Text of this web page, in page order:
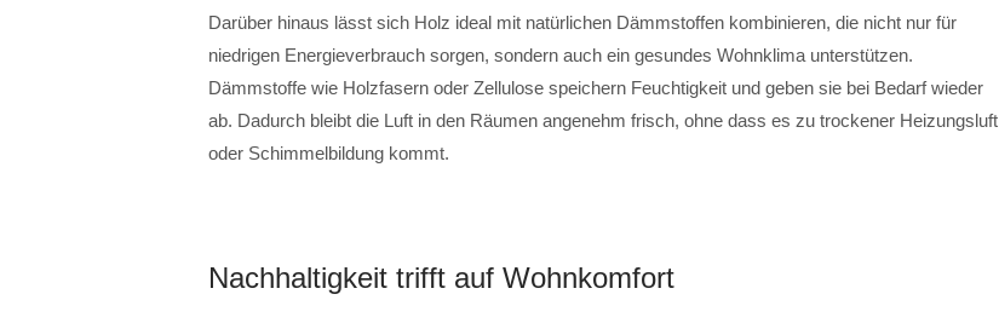
Darüber hinaus lässt sich Holz ideal mit natürlichen Dämmstoffen kombinieren, die nicht nur für
niedrigen Energieverbrauch sorgen, sondern auch ein gesundes Wohnklima unterstützen.
Dämmstoffe wie Holzfasern oder Zellulose speichern Feuchtigkeit und geben sie bei Bedarf wieder
ab. Dadurch bleibt die Luft in den Räumen angenehm frisch, ohne dass es zu trockener Heizungsluft
oder Schimmelbildung kommt.
Nachhaltigkeit trifft auf Wohnkomfort